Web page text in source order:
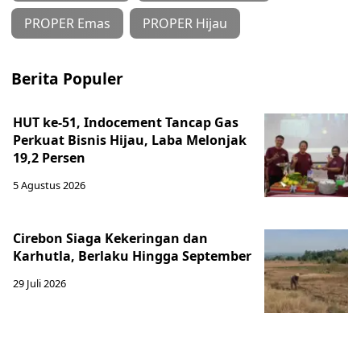
PROPER Emas PROPER Hijau
Berita Populer
HUT ke-51, Indocement Tancap Gas
Perkuat Bisnis Hijau, Laba Melonjak
19,2 Persen
5 Agustus 2026
Cirebon Siaga Kekeringan dan
Karhutla, Berlaku Hingga September
29 Juli 2026